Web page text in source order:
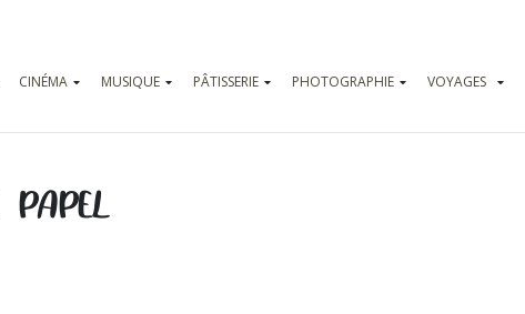
CINÉMA MUSIQUE PÂTISSERIE PHOTOGRAPHIE
VOYAGES
Parcs